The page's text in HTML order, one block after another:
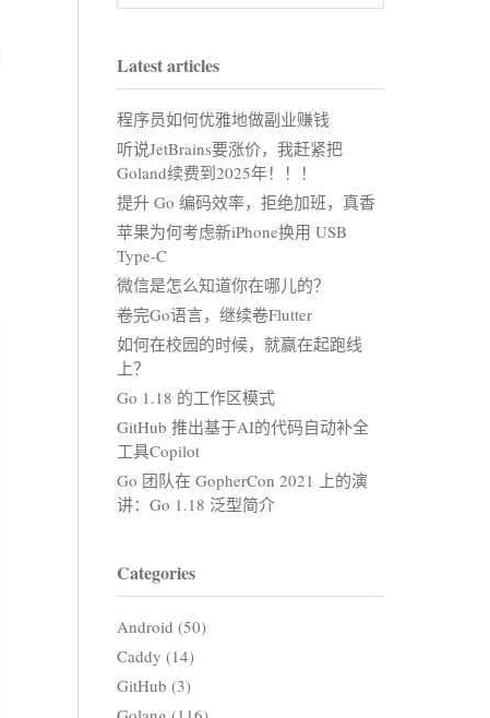
Latest articles
程序员如何优雅地做副业赚钱
听说JetBrains要涨价，我赶紧把
Goland续费到2025年！！！
提升 Go 编码效率，拒绝加班，真香
苹果为何考虑新iPhone换用 USB
Type-C
微信是怎么知道你在哪儿的？
卷完Go语言，继续卷Flutter
如何在校园的时候，就赢在起跑线
上？
Go 1.18 的工作区模式
GitHub 推出基于AI的代码自动补全
工具Copilot
Go 团队在 GopherCon 2021 上的演
讲：Go 1.18 泛型简介
Categories
Android (50)
Caddy (14)
GitHub (3)